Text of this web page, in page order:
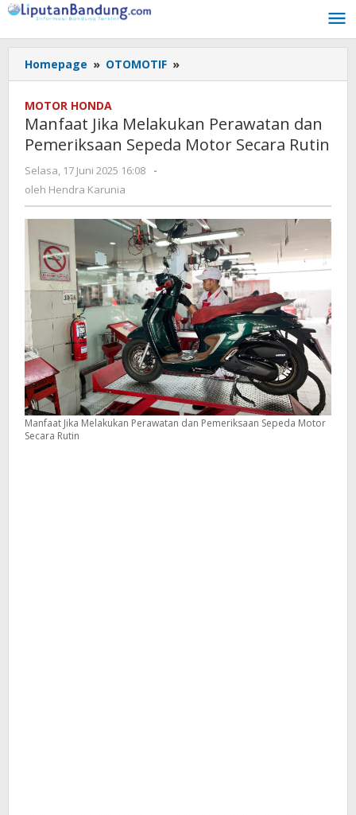
Lewati
konten
Homepage » OTOMOTIF »
Jika
dan
Pemeriksaan
MOTOR HONDA
Manfaat Jika Melakukan Perawatan dan
Pemeriksaan Sepeda Motor Secara Rutin
Selasa, 17 Juni 2025 16:08
oleh
-
oleh Hendra Karunia
Manfaat Jika Melakukan Perawatan dan Pemeriksaan Sepeda Motor
Secara Rutin